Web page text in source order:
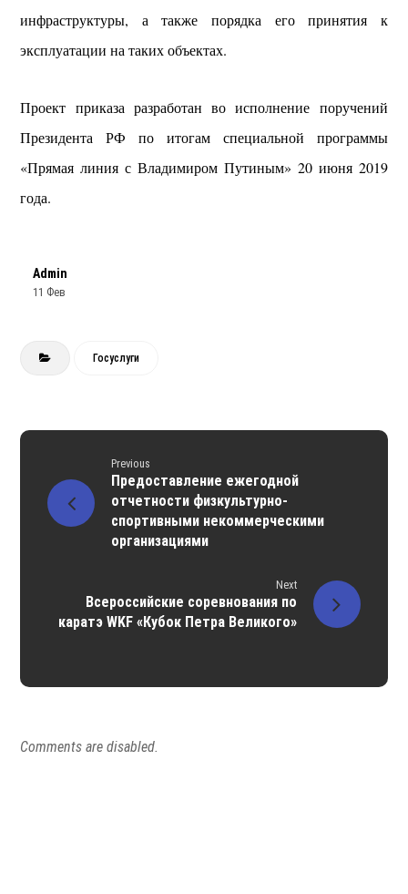
инфраструктуры, а также порядка его принятия ‎к
эксплуатации на таких объектах.
Проект приказа разработан во исполнение поручений
Президента РФ по итогам специальной программы
«Прямая линия с Владимиром Путиным» 20 июня 2019
года.
Admin
11 Фев
Госуслуги
Previous
Предоставление ежегодной
отчетности физкультурно-
спортивными некоммерческими
организациями
Next
Всероссийские соревнования по
каратэ WKF «Кубок Петра Великого»
Comments are disabled.